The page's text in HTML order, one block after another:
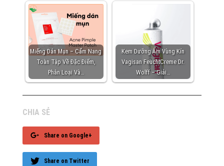
Miếng Dán Mụn – Cẩm Nang
Toàn Tập Về Đặc Điểm,
Phân Loại Và…
Kem Dưỡng Ẩm Vùng Kín
Vagisan FeuchtCreme Dr.
Wolff – Giải…
CHIA SẺ
Share on Google+
Share on Twitter